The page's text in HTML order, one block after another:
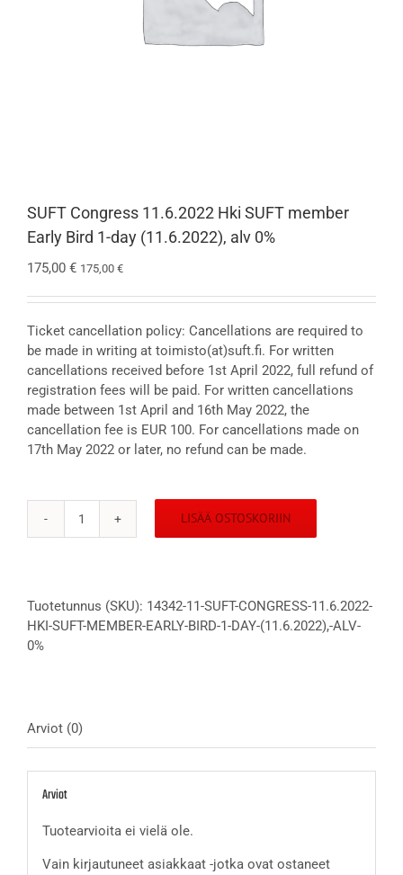
SUFT Congress 11.6.2022 Hki SUFT member
Early Bird 1-day (11.6.2022), alv 0%
175,00 € 175,00 €
Ticket cancellation policy: Cancellations are required to
be made in writing at toimisto(at)suft.fi. For written
cancellations received before 1st April 2022, full refund of
registration fees will be paid. For written cancellations
made between 1st April and 16th May 2022, the
cancellation fee is EUR 100. For cancellations made on
17th May 2022 or later, no refund can be made.
SUFT
SUFT
member
(11.6.2022),
alv
LISÄÄ OSTOSKORIIN
Tuotetunnus (SKU): 14342-11-SUFT-CONGRESS-11.6.2022-
HKI-SUFT-MEMBER-EARLY-BIRD-1-DAY-(11.6.2022),-ALV-
0%
Arviot (0)
Arviot
Tuotearvioita ei vielä ole.
Vain kirjautuneet asiakkaat -jotka ovat ostaneet